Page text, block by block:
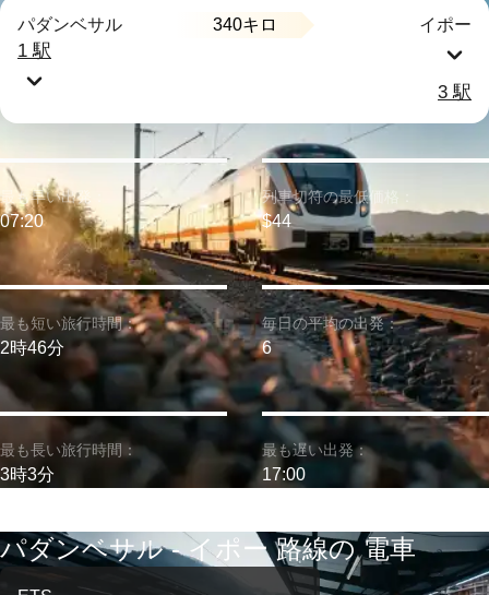
パダンベサル 340キロ イポー
1 駅
3 駅
最も短い旅行時間：
2時46分
最も早い出発：
07:20
最も長い旅行時間：
3時3分
列車切符の最低価格：
$44
毎日の平均の出発：
6
最も遅い出発：
17:00
パダンベサル - イポー 路線の 電車